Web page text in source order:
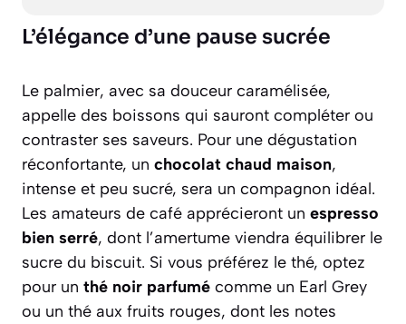
L’élégance d’une pause sucrée
Le palmier, avec sa douceur caramélisée,
appelle des boissons qui sauront compléter ou
contraster ses saveurs. Pour une dégustation
réconfortante, un chocolat chaud maison,
intense et peu sucré, sera un compagnon idéal.
Les amateurs de café apprécieront un espresso
bien serré, dont l’amertume viendra équilibrer le
sucre du biscuit. Si vous préférez le thé, optez
pour un thé noir parfumé comme un Earl Grey
ou un thé aux fruits rouges, dont les notes